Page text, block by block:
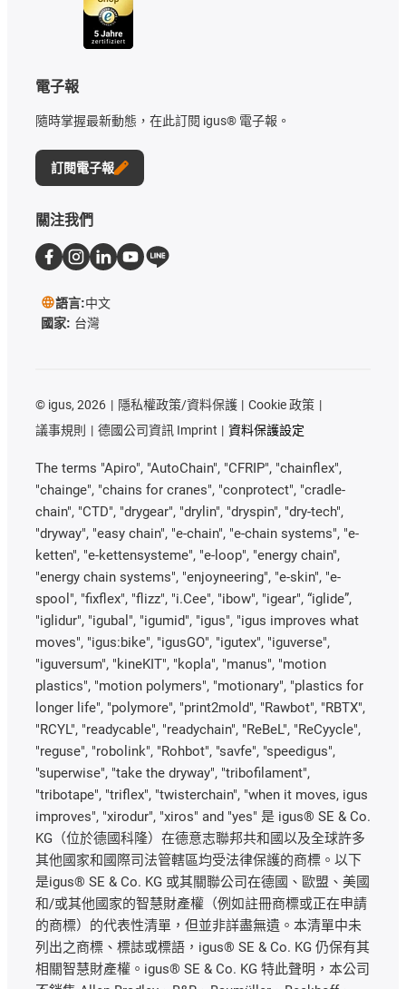
電子報
隨時掌握最新動態，在此訂閱 igus® 電子報。
訂閱電子報
關注我們
語言:中文
國家: 台灣
© igus, 2026 隱私權政策/資料保護
Cookie 政策
議事規則
德國公司資訊 Imprint 資料保護設定
The terms "Apiro", "AutoChain", "CFRIP", "chainflex",
"chainge", "chains for cranes", "conprotect", "cradle-
chain", "CTD", "drygear", "drylin", "dryspin", "dry-tech",
"dryway", "easy chain", "e-chain", "e-chain systems", "e-
ketten", "e-kettensysteme", "e-loop", "energy chain",
"energy chain systems", "enjoyneering", "e-skin", "e-
spool", "fixflex", "flizz", "i.Cee", "ibow", "igear", “iglide”,
"iglidur", "igubal", "igumid", "igus", "igus improves what
moves", "igus:bike", "igusGO", "igutex", "iguverse",
"iguversum", "kineKIT", "kopla", "manus", "motion
plastics", "motion polymers", "motionary", "plastics for
longer life", "polymore", "print2mold", "Rawbot", "RBTX",
"RCYL", "readycable", "readychain", "ReBeL", "ReCyycle",
"reguse", "robolink", "Rohbot", "savfe", "speedigus",
"superwise", "take the dryway", "tribofilament",
"tribotape", "triflex", "twisterchain", "when it moves, igus
improves", "xirodur", "xiros" and "yes" 是 igus® SE & Co.
KG（位於德國科隆）在德意志聯邦共和國以及全球許多
其他國家和國際司法管轄區均受法律保護的商標。以下
是igus® SE & Co. KG 或其關聯公司在德國、歐盟、美國
和/或其他國家的智慧財產權（例如註冊商標或正在申請
的商標）的代表性清單，但並非詳盡無遺。本清單中未
列出之商標、標誌或標語，igus® SE & Co. KG 仍保有其
相關智慧財產權。igus® SE & Co. KG 特此聲明，本公司